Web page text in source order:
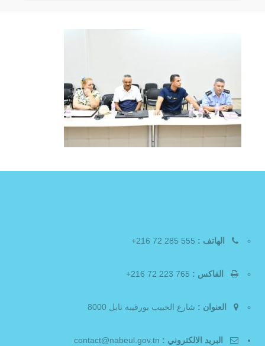
الهاتف :
الفاكس :
العنوان : شارع الحبيب بورقيبة نابل 8000
البريد الالكتروني :